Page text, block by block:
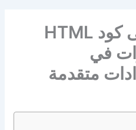
كيفية الوصول إلى كود HTML
في